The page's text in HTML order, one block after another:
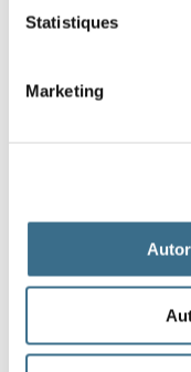
Statistiques
Marketing
DONE!